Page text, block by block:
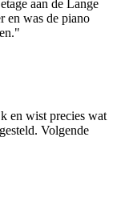
aan de Lange
en was de piano
en wist precies wat
Volgende